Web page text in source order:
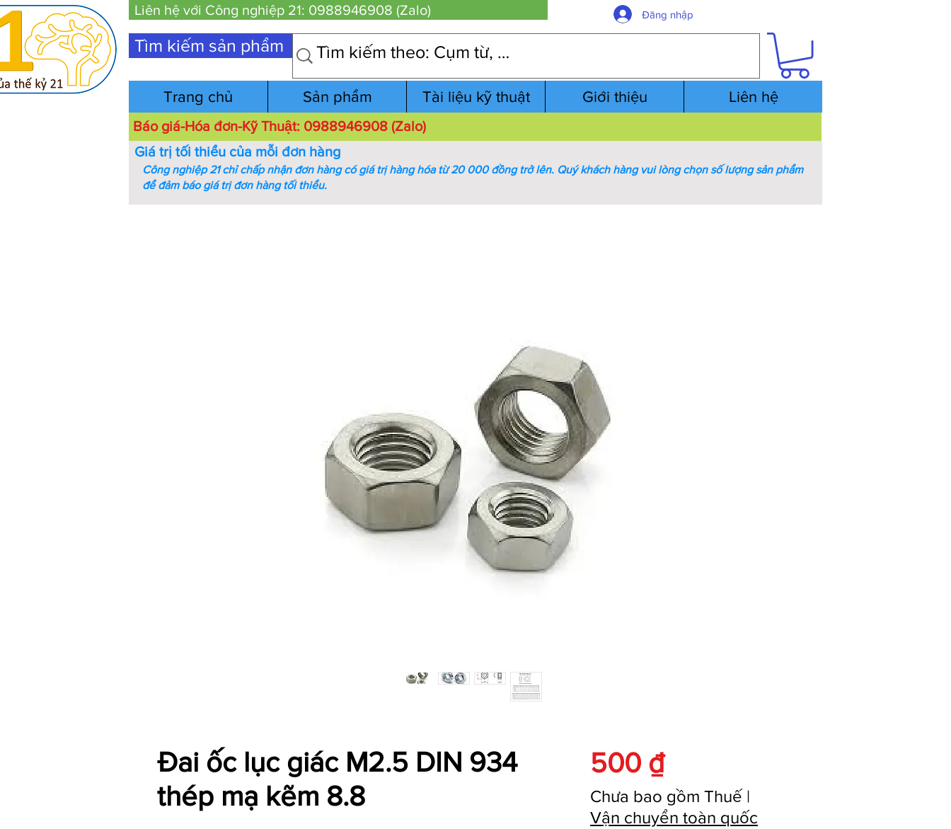
Liên hệ với Công nghiệp 21: 0988946908 (Zalo) Đăng nhập
Tìm kiếm sản phẩm
Trang chủ Sản phẩm Tài liệu kỹ thuật Giới thiệu Liên hệ
Báo giá-Hóa đơn-Kỹ Thuật: 0988946908 (Zalo)
Đai ốc lục giác M2.5 DIN 934
thép mạ kẽm 8.8
500 ₫Giá
Chưa bao gồm Thuế |
Vận chuyển toàn quốc
Giá trị tối thiểu của mỗi đơn hàng
Công nghiệp 21 chỉ chấp nhận đơn hàng có giá trị hàng hóa từ 20 000 đồng trở lên. Quý khách hàng vui lòng chọn số lượng sản phẩm
để đảm báo giá trị đơn hàng tối thiểu.